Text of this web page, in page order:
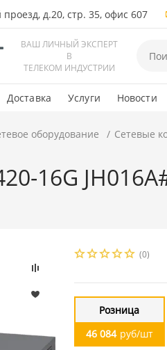
д.20, стр. 35, офис 607
ВАШ ЛИЧНЫЙ ЭКСПЕРТ
В
ТЕЛЕКОМ ИНДУСТРИИ
Доставка Услуги Новости
оборудование Сетевые
16G
(0)
Розница
46 084 руб/шт